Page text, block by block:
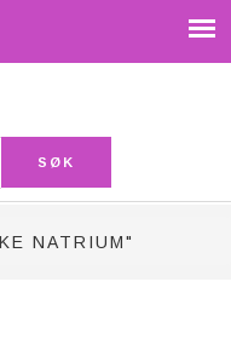
NATRIUM"